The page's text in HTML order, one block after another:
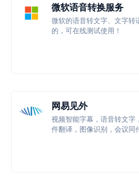
微软语音转换服务
微软的语音转文字、文字转
的，可在线测试使用！
网易见外
视频智能字幕，语音转文字
件翻译，图像识别，会议同